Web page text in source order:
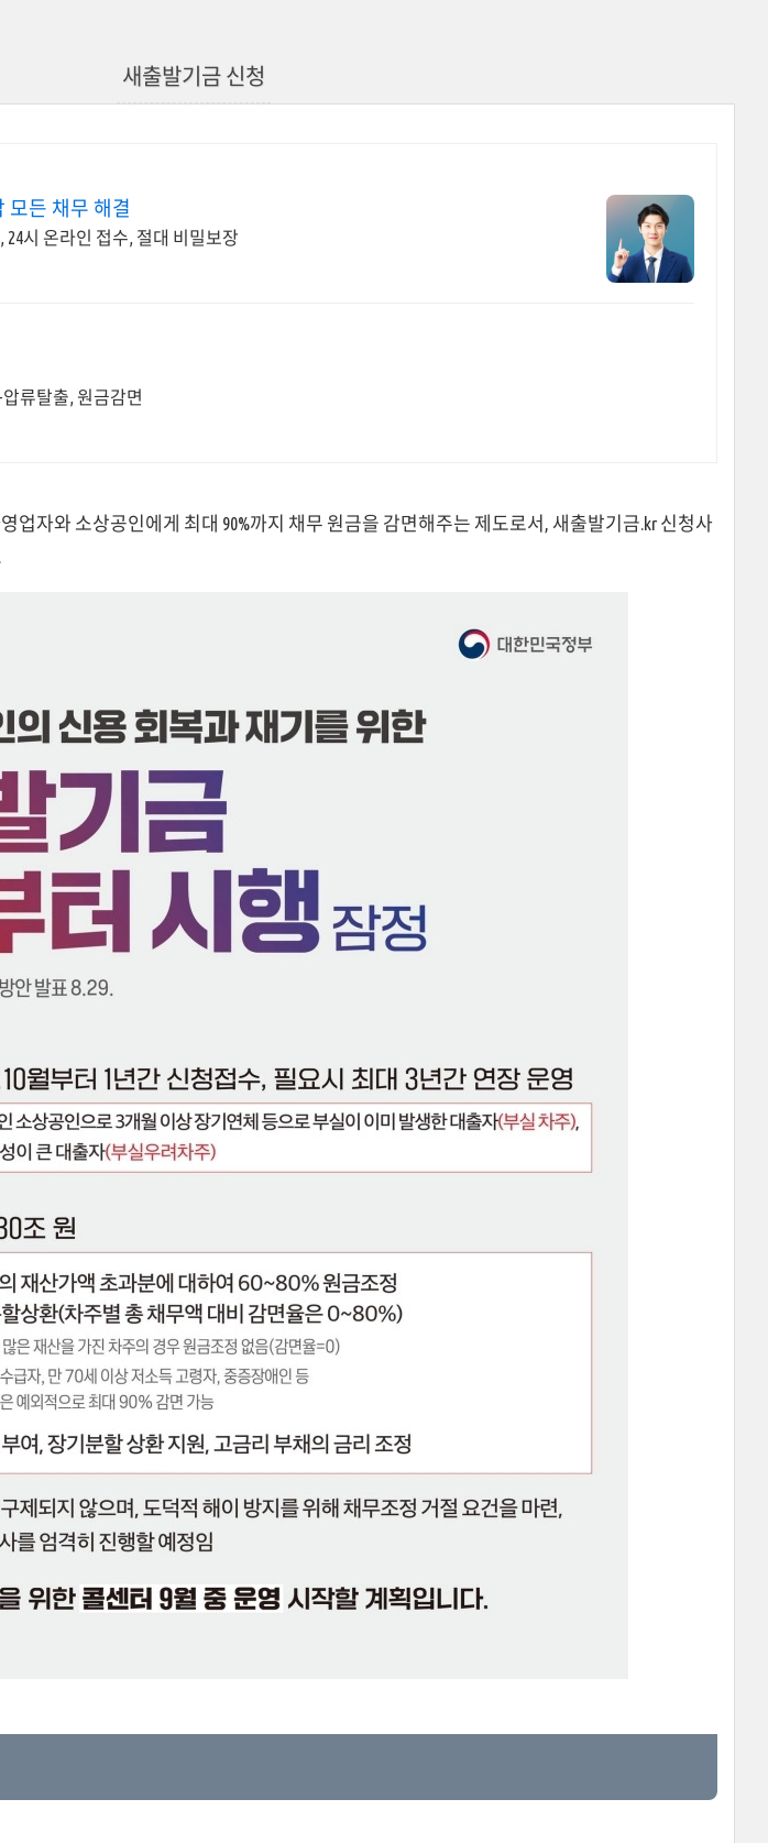
새출발기금 신청
모든 채무 해결
시 온라인 접수, 절대 비밀보장
류탈출, 원금감면
업자와 소상공인에게 최대 90%까지 채무 원금을 감면해주는 제도로서, 새출발기금.kr 신청사